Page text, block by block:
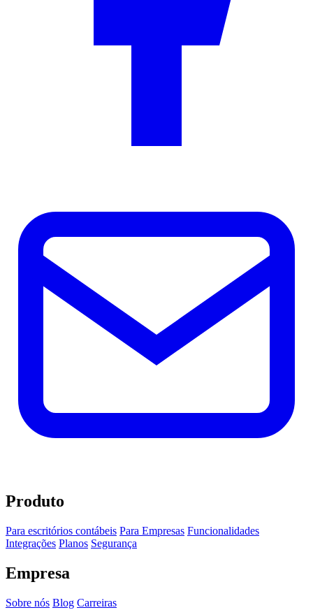
Produto
Para escritórios contábeis Para Empresas Funcionalidades
Integrações Planos Segurança
Empresa
Sobre nós Blog Carreiras